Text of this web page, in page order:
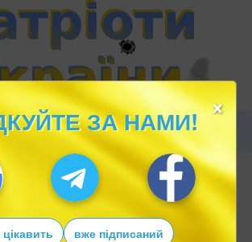
×
ЗА НАМИ!
цікавить вже підписаний